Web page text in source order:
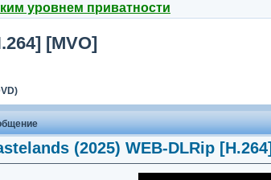
уровнем приватности
[MVO]
(2025) WEB-DLRip [H.264]